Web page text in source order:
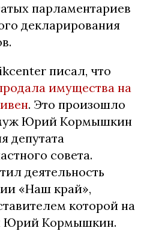
парламентариев
декларирования
писал, что
имущества на
. Это произошло
муж Юрий Кормышкин
депутата
совета.
деятельность
«Наш край»,
которой на
Юрий Кормышкин.